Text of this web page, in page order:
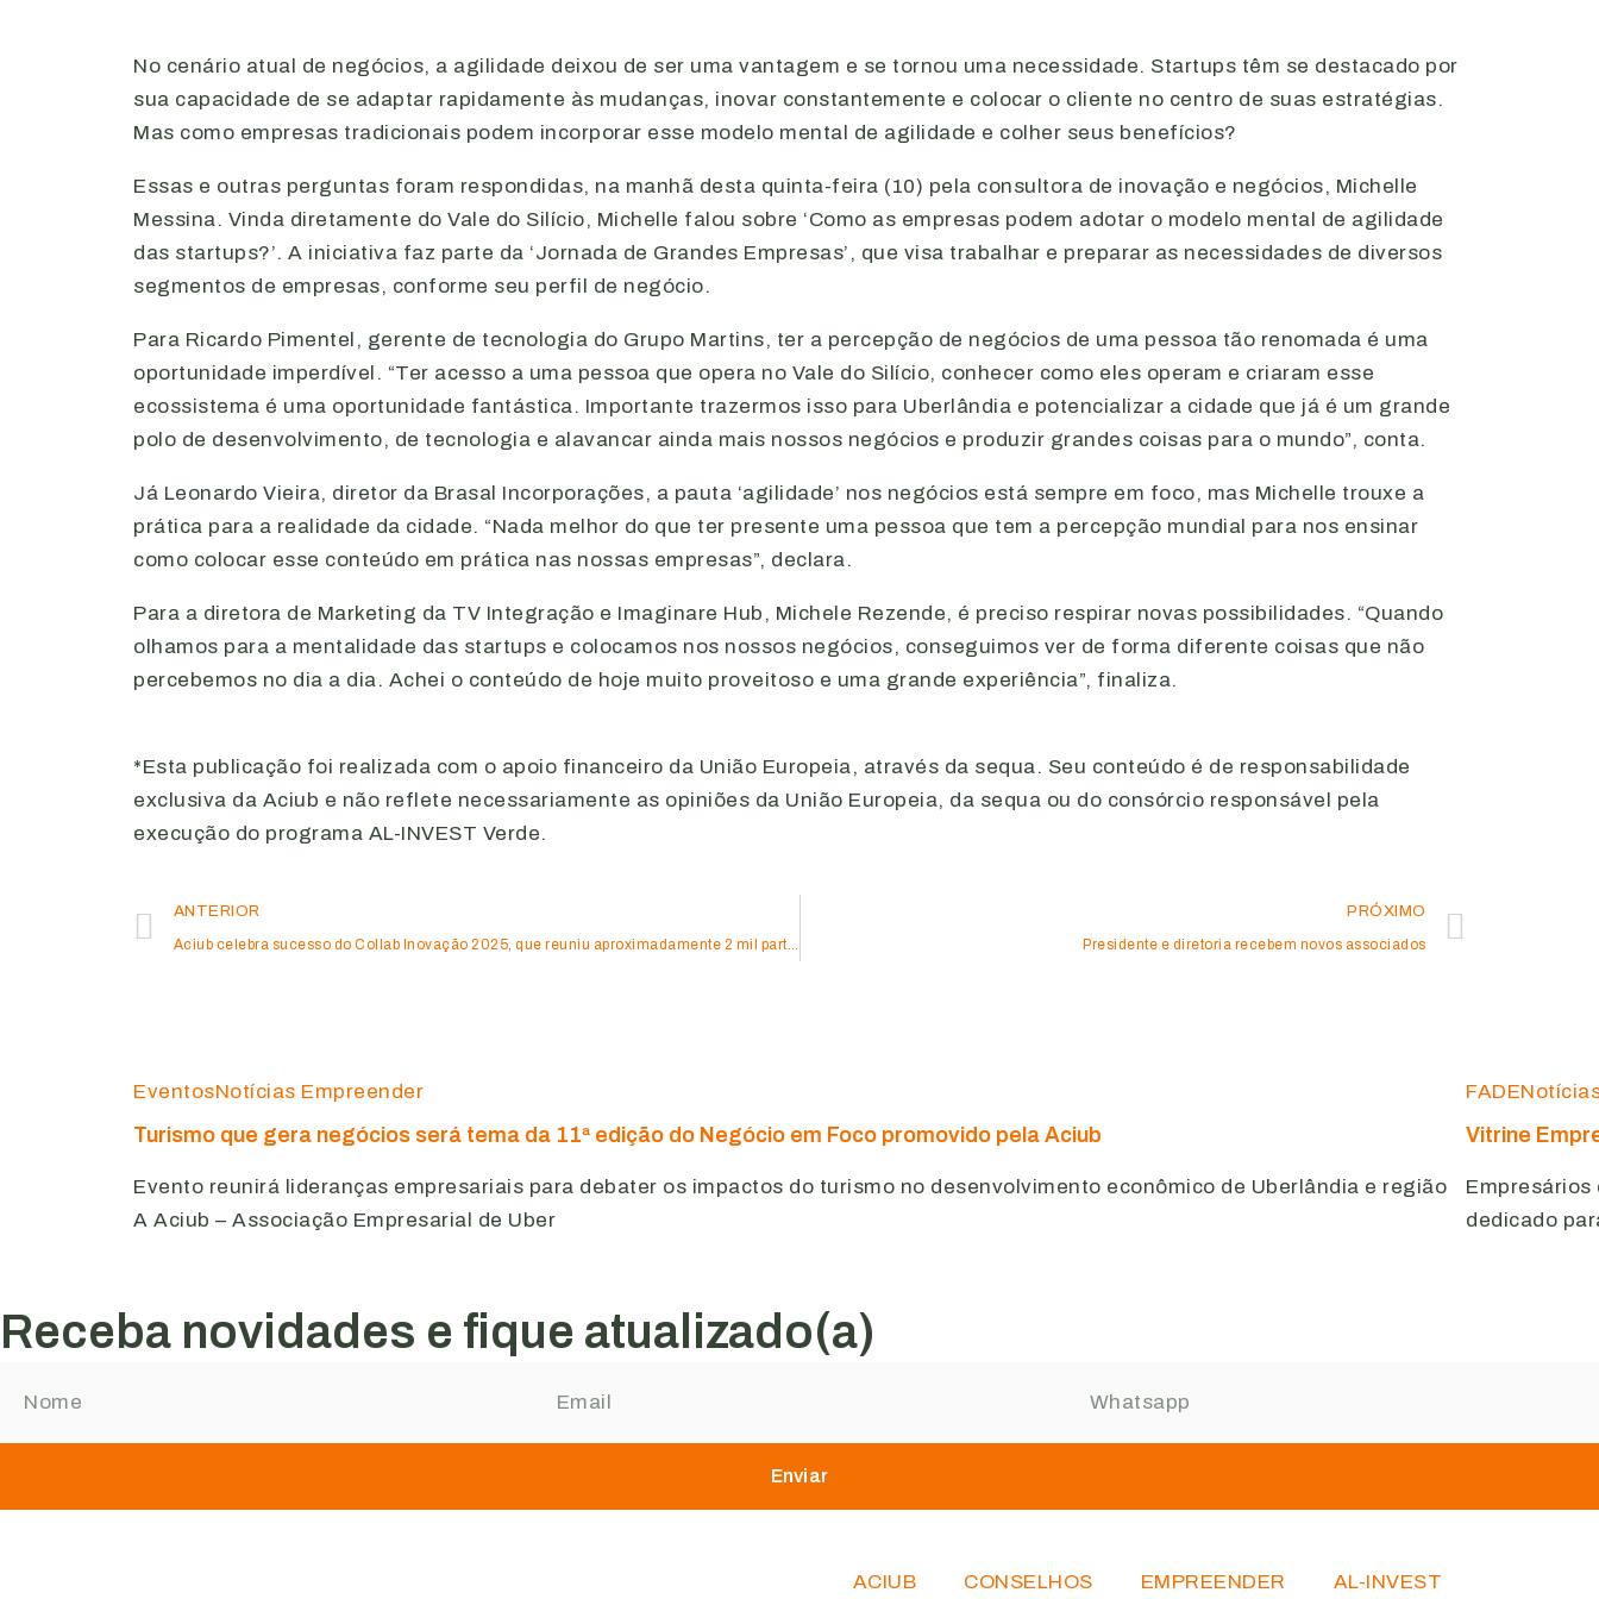
No cenário atual de negócios, a agilidade deixou de ser uma vantagem e se tornou uma necessidade. Startups têm se destacado por
sua capacidade de se adaptar rapidamente às mudanças, inovar constantemente e colocar o cliente no centro de suas estratégias.
Mas como empresas tradicionais podem incorporar esse modelo mental de agilidade e colher seus benefícios?
Essas e outras perguntas foram respondidas, na manhã desta quinta-feira (10) pela consultora de inovação e negócios, Michelle
Messina. Vinda diretamente do Vale do Silício, Michelle falou sobre ‘Como as empresas podem adotar o modelo mental de agilidade
das startups?’. A iniciativa faz parte da ‘Jornada de Grandes Empresas’, que visa trabalhar e preparar as necessidades de diversos
segmentos de empresas, conforme seu perfil de negócio.
Para Ricardo Pimentel, gerente de tecnologia do Grupo Martins, ter a percepção de negócios de uma pessoa tão renomada é uma
oportunidade imperdível. “Ter acesso a uma pessoa que opera no Vale do Silício, conhecer como eles operam e criaram esse
ecossistema é uma oportunidade fantástica. Importante trazermos isso para Uberlândia e potencializar a cidade que já é um grande
polo de desenvolvimento, de tecnologia e alavancar ainda mais nossos negócios e produzir grandes coisas para o mundo”, conta.
Já Leonardo Vieira, diretor da Brasal Incorporações, a pauta ‘agilidade’ nos negócios está sempre em foco, mas Michelle trouxe a
prática para a realidade da cidade. “Nada melhor do que ter presente uma pessoa que tem a percepção mundial para nos ensinar
como colocar esse conteúdo em prática nas nossas empresas”, declara.
Para a diretora de Marketing da TV Integração e Imaginare Hub, Michele Rezende, é preciso respirar novas possibilidades. “Quando
olhamos para a mentalidade das startups e colocamos nos nossos negócios, conseguimos ver de forma diferente coisas que não
percebemos no dia a dia. Achei o conteúdo de hoje muito proveitoso e uma grande experiência”, finaliza.
*Esta publicação foi realizada com o apoio financeiro da União Europeia, através da sequa. Seu conteúdo é de responsabilidade
exclusiva da Aciub e não reflete necessariamente as opiniões da União Europeia, da sequa ou do consórcio responsável pela
execução do programa AL-INVEST Verde.
ANTERIOR
Aciub celebra sucesso do Collab Inovação 2025, que reuniu aproximadamente 2 mil participantes
PRÓXIMO
Presidente e diretoria recebem novos associados
EventosNotícias Empreender
Turismo que gera negócios será tema da 11ª edição do Negócio em Foco promovido pela Aciub
Evento reunirá lideranças empresariais para debater os impactos do turismo no desenvolvimento econômico de Uberlândia e região
A Aciub – Associação Empresarial de Uber
FADE
Vitrine
dedicado
Receba novidades e fique atualizado(a)
Enviar
ACIUB CONSELHOS EMPREENDER AL-INVEST